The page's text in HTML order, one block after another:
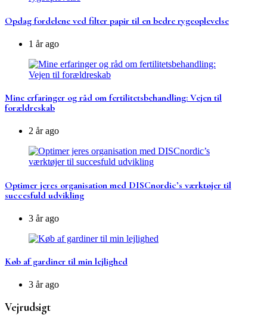
Opdag fordelene ved filter papir til en bedre rygeoplevelse
1 år ago
Mine erfaringer og råd om fertilitetsbehandling: Vejen til
forældreskab
2 år ago
Optimer jeres organisation med DISCnordic’s værktøjer til
succesfuld udvikling
3 år ago
Køb af gardiner til min lejlighed
3 år ago
Vejrudsigt